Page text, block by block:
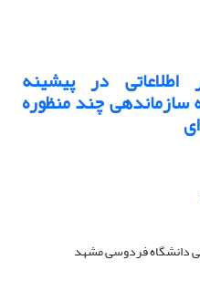
اطلاعاتی در پیشینه
سازماندهی چند منظوره
دانشگاه فردوسی مشهد